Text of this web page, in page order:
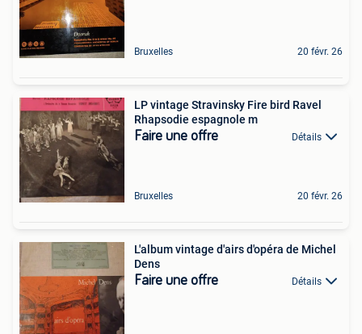
Bruxelles 20 févr. 26
LP vintage Stravinsky Fire bird Ravel
Rhapsodie espagnole m
Faire une offre Détails
Bruxelles 20 févr. 26
L'album vintage d'airs d'opéra de Michel
Dens
Faire une offre Détails